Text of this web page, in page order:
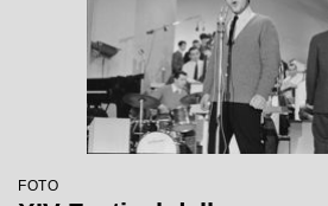
FOTO